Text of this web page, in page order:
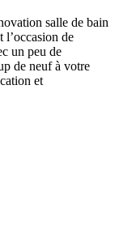
salle de bain
l’occasion de
un peu de
de neuf à votre
et